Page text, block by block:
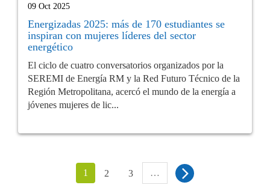
09 Oct 2025
Energizadas 2025: más de 170 estudiantes se
inspiran con mujeres líderes del sector
energético
El ciclo de cuatro conversatorios organizados por la
SEREMI de Energía RM y la Red Futuro Técnico de la
Región Metropolitana, acercó el mundo de la energía a
jóvenes mujeres de lic...
1 2 3 …